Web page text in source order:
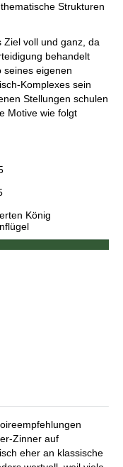
Strukturen
Ziel voll und ganz, da
behandelt
seines eigenen
Komplexes sein
Stellungen schulen
Motive wie folgt
König
Zinner auf
eher an klassische